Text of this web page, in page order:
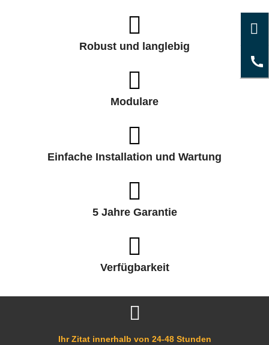
Robust und langlebig
Modulare
Einfache Installation und Wartung
5 Jahre Garantie
Verfügbarkeit
Ihr Zitat innerhalb von 24-48 Stunden